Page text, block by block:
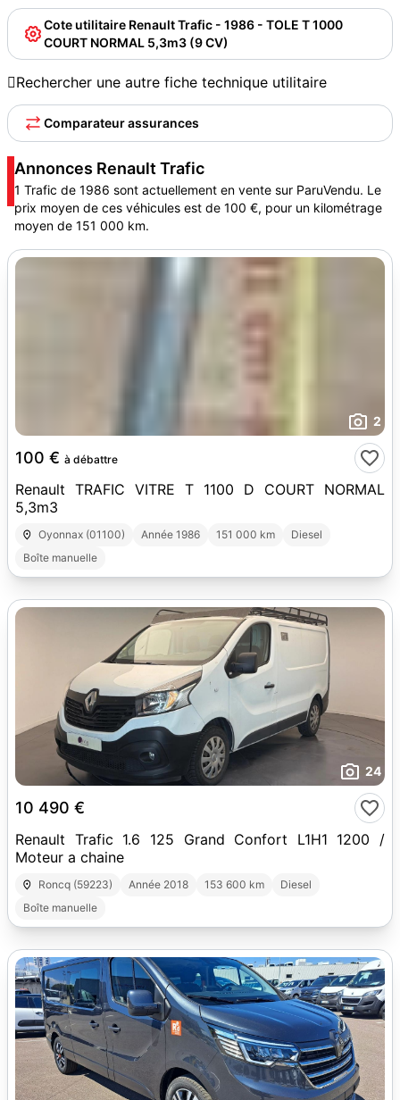
Cote utilitaire Renault Trafic - 1986 - TOLE T 1000
COURT NORMAL 5,3m3 (9 CV)
Rechercher une autre fiche technique utilitaire
Comparateur assurances
Annonces Renault Trafic
1 Trafic de 1986 sont actuellement en vente sur ParuVendu. Le
prix moyen de ces véhicules est de 100 €, pour un kilométrage
moyen de 151 000 km.
2
100 € à débattre
Renault TRAFIC VITRE T 1100 D COURT NORMAL
5,3m3
Oyonnax (01100) Année 1986 151 000 km
Diesel
Boîte manuelle
24
10 490 €
Renault Trafic 1.6 125 Grand Confort L1H1 1200 /
Moteur a chaine
Roncq (59223) Année 2018 153 600 km
Diesel
Boîte manuelle